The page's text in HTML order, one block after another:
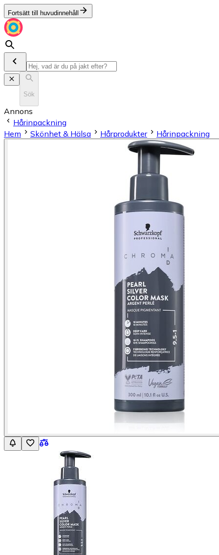
Fortsätt till huvudinnehåll
Sök
Annons
Hårinpackning
Hem
Skönhet & Hälsa Hårprodukter Hårinpackning